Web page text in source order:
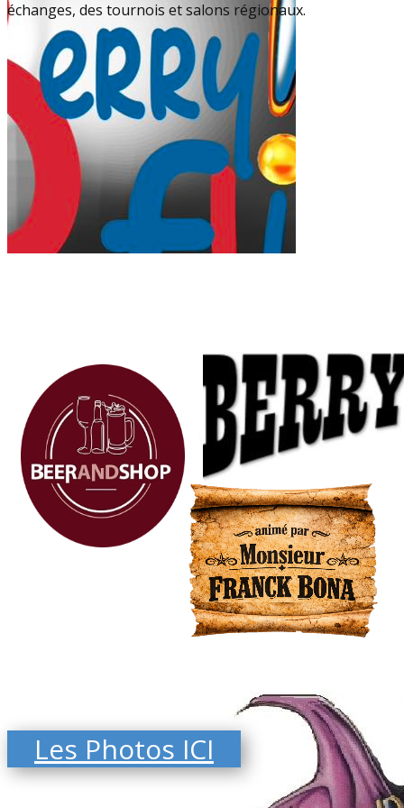
échanges, des tournois et salons régionaux.
Les Photos ICI